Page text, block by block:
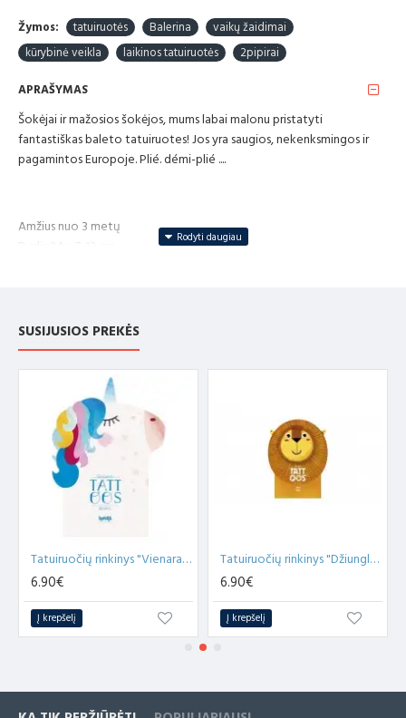
Žymos: tatuiruotės Balerina
vaikų žaidimai
kūrybinė veikla
laikinos tatuiruotės 2pipirai
APRAŠYMAS
Šokėjai ir mažosios šokėjos, mums labai malonu pristatyti
fantastiškas baleto tatuiruotes! Jos yra saugios, nekenksmingos ir
pagamintos Europoje. Plié. démi-plié ....
Amžius nuo 3 metų
standartą EN71
Mūsų žaislai sėkmingai išlaikė griežčiausius saugos testus, kuriuos
atliko nepriklausomos bandymų laboratorijos, patvirtintos Europos
Sąjungos valdžios institucijų.
SUSIJUSIOS PREKĖS
Tatuiruočių rinkinys "Vienaragiai"
6.90€
Į krepšelį
Tatuiruočių rinkinys "Džiunglės"
6.90€
Į krepšelį